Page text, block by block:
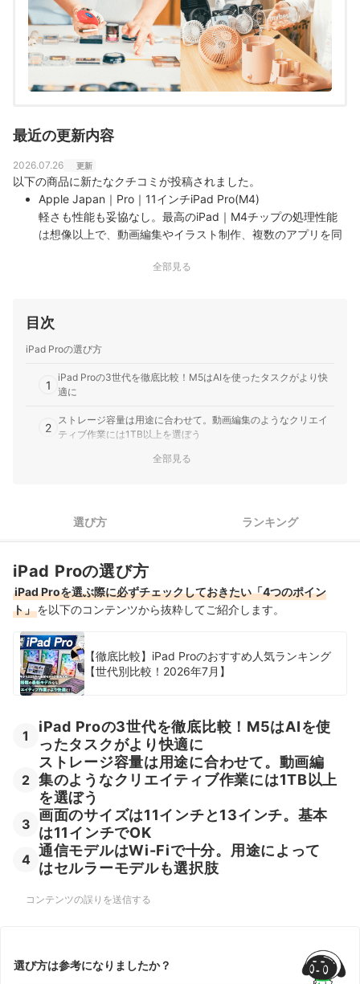
久我和真のプロフィール
最近の更新内容
2026.07.26 更新
以下の商品に新たなクチコミが投稿されました。
Apple Japan｜Pro｜11インチiPad Pro(M4)
軽さも性能も妥協なし。最高のiPad｜M4チップの処理性能
は想像以上で、動画編集やイラスト制作、複数のアプリを同
運びしやすく、外出先でも気軽に使えます。 Ultra Retina
全部見る
目次
iPad Proの選び方
1
iPad Proの3世代を徹底比較！M5はAIを使ったタスクがより快
適に
2
ストレージ容量は用途に合わせて。動画編集のようなクリエイ
ティブ作業には1TB以上を選ぼう
画面のサイズは11インチと13インチ。基本は11インチでOK
有機ELのiPad全3商品おすすめ人気ランキング
売れ筋の人気有機ELのiPad全3商品を徹底比較！
有機ELのiPadの売れ筋ランキングもチェック！
全部見る
選び方 ランキング
iPad Proの選び方
iPad Proを選ぶ際に必ずチェックしておきたい「4つのポイン
ト」を以下のコンテンツから抜粋してご紹介します。
【徹底比較】iPad Proのおすすめ人気ランキング
【世代別比較！2026年7月】
1
iPad Proの3世代を徹底比較！M5はAIを使
ったタスクがより快適に
2
ストレージ容量は用途に合わせて。動画編
集のようなクリエイティブ作業には1TB以上
を選ぼう
3
画面のサイズは11インチと13インチ。基本
は11インチでOK
4
通信モデルはWi-Fiで十分。用途によって
はセルラーモデルも選択肢
コンテンツの誤りを送信する
選び方は参考になりましたか？